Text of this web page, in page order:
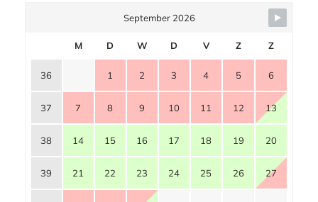
September 2026
M D W D V Z Z
36 1 2 3 4 5 6
37 7 8 9 10 11 12 13
38 14 15 16 17 18 19 20
39 21 22 23 24 25 26 27